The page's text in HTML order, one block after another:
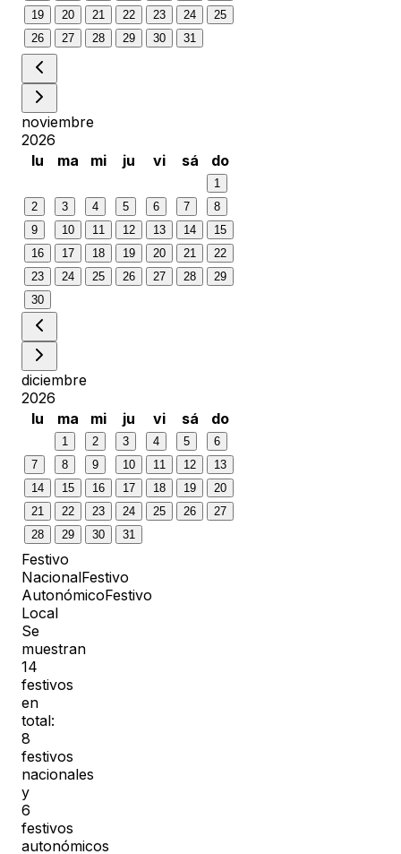
19
20 21 22 23 24
25
26
27 28 29 30 31
noviembre
2026
lu
ma mi ju vi sá do
1
2
3 4 5 6 7
8
9
10 11 12 13 14
15
16
17 18 19 20 21
22
23
24 25 26 27 28
29
30
diciembre
2026
lu
ma mi ju vi sá do
1 2 3 4 5
6
7
8 9 10 11 12
13
14
15 16 17 18 19
20
21
22 23 24 25 26
27
28
29 30 31
Festivo
NacionalFestivo
AutonómicoFestivo
Local
Se
muestran
14
festivos
en
total:
8
festivos
nacionales
y
6
festivos
autonómicos